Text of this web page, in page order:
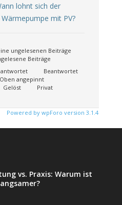
lohnt sich der
mit PV?
ungelesenen Beiträge
Beiträge
Beantwortet
Oben angepinnt
Gelöst
Privat
Powered by wpForo version 3.1.4
vs. Praxis: Warum ist